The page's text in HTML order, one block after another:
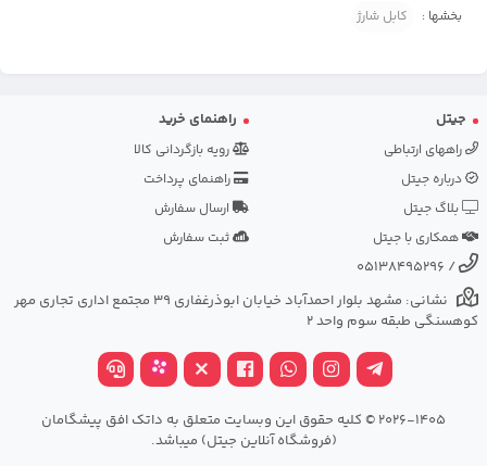
بخشها : کابل شارژ
جیتل
راههای ارتباطی
درباره جیتل
بلاگ جیتل
همکاری با جیتل
راهنمای خرید
رویه بازگردانی کالا
راهنمای پرداخت
ارسال سفارش
ثبت سفارش
/
05138495296
نشانی: مشهد بلوار احمدآباد خیابان ابوذرغفاری 39 مجتمع اداری تجاری مهر
کوهسنگی طبقه سوم واحد 2
2026-1405 © کلیه حقوق این وبسایت متعلق به داتک افق پیشگامان
(فروشگاه آنلاین جیتل) میباشد.